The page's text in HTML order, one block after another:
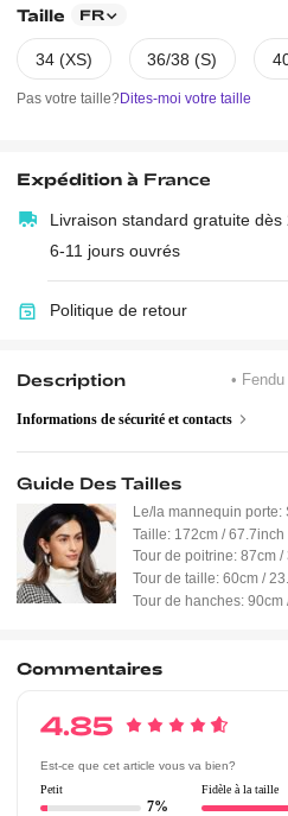
Taille FR
34 (XS) 36/38 (S)
Pas votre taille?Dites-moi votre taille
Expédition à France
Livraison standard gratuite
6-11 jours ouvrés
Politique de retour
Description •
Informations de sécurité et contacts
Guide Des Tailles
Le/la mannequin porte:
Taille: 172cm / 67.7inch
Tour de poitrine: 87cm /
Tour de taille: 60cm /
Tour de hanches: 90cm
Commentaires
4.85
Est-ce que cet article vous va bien?
Petit
7%
Fidèle à la taille